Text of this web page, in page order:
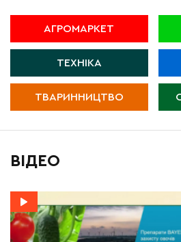
АГРОМАРКЕТ
ТЕХНІКА
ТВАРИННИЦТВО
ВІДЕО